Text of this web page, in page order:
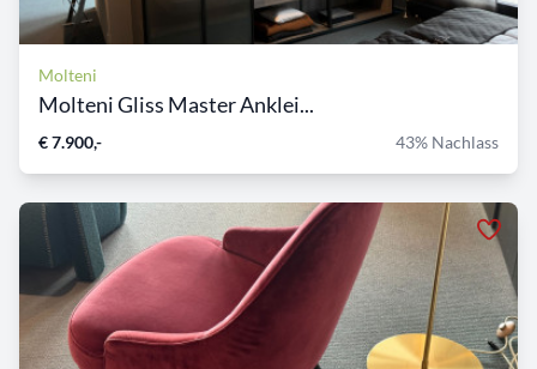
Molteni
Molteni Gliss Master Anklei...
€ 7.900,- 43% Nachlass